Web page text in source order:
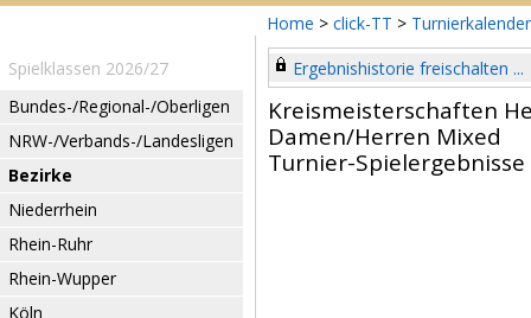
Home > click-TT > Turnierkalender
Spielklassen 2026/27
Bundes-/Regional-/Oberligen
NRW-/Verbands-/Landesligen
Bezirke
Niederrhein
Rhein-Ruhr
Rhein-Wupper
Köln
Ergebnishistorie freischalten ...
Kreismeisterschaften
Damen/Herren Mixed
Turnier-Spielergebnisse